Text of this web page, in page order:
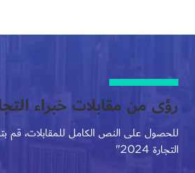
رؤى من مقابلات خبراء
للحصول على النص الكامل للمقابلات، قم
التجارة 2024"